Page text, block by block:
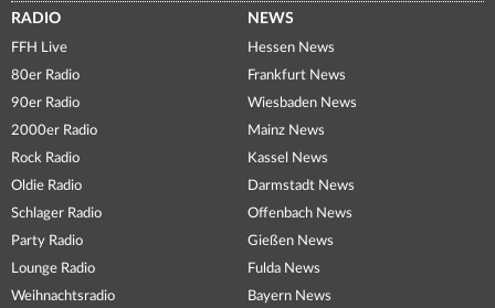
RADIO
FFH Live
80er Radio
90er Radio
2000er Radio
Rock Radio
Oldie Radio
Schlager Radio
Party Radio
Lounge Radio
Weihnachtsradio
NEWS
Hessen News
Frankfurt News
Wiesbaden News
Mainz News
Kassel News
Darmstadt News
Offenbach News
Gießen News
Fulda News
Bayern News